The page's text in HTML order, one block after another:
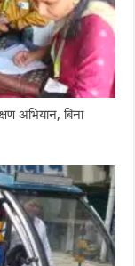
अभियान, बिना